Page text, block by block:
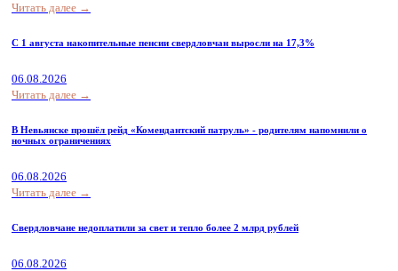
Читать далее →
С 1 августа накопительные пенсии свердловчан выросли на 17,3%
06.08.2026
Читать далее →
В Невьянске прошёл рейд «Комендантский патруль» - родителям напомнили о
ночных ограничениях
06.08.2026
Читать далее →
Свердловчане недоплатили за свет и тепло более 2 млрд рублей
06.08.2026